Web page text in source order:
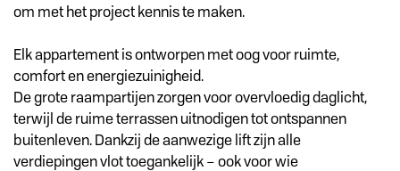
om met het project kennis te maken.
Elk appartement is ontworpen met oog voor ruimte,
comfort en energiezuinigheid.
De grote raampartijen zorgen voor overvloedig daglicht,
terwijl de ruime terrassen uitnodigen tot ontspannen
buitenleven. Dankzij de aanwezige lift zijn alle
verdiepingen vlot toegankelijk – ook voor wie